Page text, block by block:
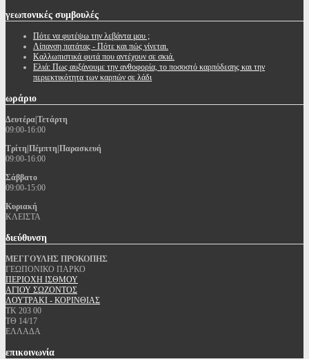
γεωπονικές συμβουλές
Πότε να φυτέψω την λεβάντα μου ;
Λίπανση πατάτας - Πότε και πώς γίνεται.
Καλλωπιστικά φυτά που αντέχουν σε σκιά.
Ελιά: Πως αυξάνουμε την ανθοφορία, το ποσοστό καρπόδεσης και την
περιεκτικότητα των καρπών σε λάδι
ωράριο
Δευτέρα|Τετάρτη
09:00-16:00
Τρίτη|Πέμπτη|Παρασκευή
09:00-16:00
Σάββατο
09:00-15:00
Κυριακή
ΚΛΕΙΣΤΑ
διεύθυνση
ΜΕΓΓΟΥΛΗΣ ΠΡΟΚΟΠΗΣ
ΓΕΩΠΟΝΙΚΟ ΠΑΡΚΟ
ΠΕΡΙΟΧΗ ΙΣΘΜΟΥ
ΑΓΙΟΥ ΣΩΖΟΝΤΟΣ
ΛΟΥΤΡΑΚΙ - ΚΟΡΙΝΘΙΑΣ
ΤΚ 203 00
ΤΘ 14/17
ΕΛΛΑΔΑ
επικοινωνία